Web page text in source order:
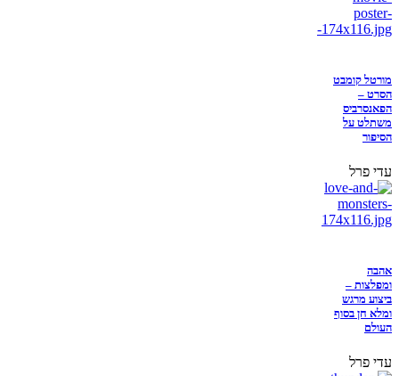
מורטל קומבט
הסרט –
הפאנסרביס
משתלט על
הסיפור
עדי פרל
אהבה
ומפלצות –
ביצוע מרגש
ומלא חן בסוף
העולם
עדי פרל